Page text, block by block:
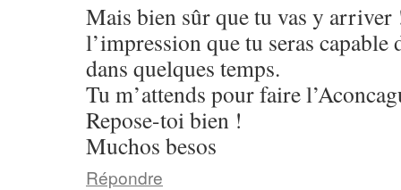
Mais bien sûr que tu vas y arriver
l’impression que tu seras capable
dans quelques temps.
Tu m’attends pour faire
Repose-toi bien !
Muchos besos
Répondre